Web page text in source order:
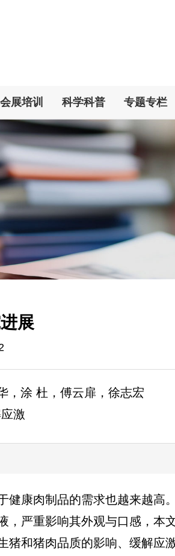
会展培训 科学科普 专题专栏
展
，涂 杜，傅云扉，徐志宏
激
健康肉制品的需求也越来越高
，严重影响其外观与口感，本
和猪肉品质的影响、缓解应